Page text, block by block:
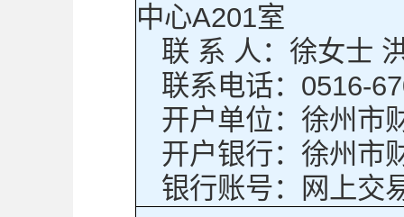
中心A201室
联 系 人：徐女士
联系电话：0516-
开户单位：徐州市
开户银行：徐州市
银行账号：网上交